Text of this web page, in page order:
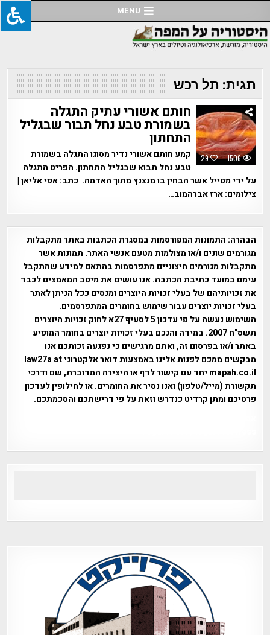
to
content
MENU
תגית: תל רכש
29 1506
חותם אשורי עתיק התגלה
בשמורת טבע נחל תבור שבגליל
התחתון
קמע חותם אשורי נדיר מסוגו התגלה בשמורת
טבע נחל תבוא שבגליל התחתון. הפריט התגלה
על ידי מטייל אשר הבחין בו מנצנץ מתוך האדמה. כתב: אפי אליאן |
צילומים: ארז אברהמוב…
הבהרה: התמונות המפורסמות במסגרת הכתבות באתר מתקבלות
מגורמים שונים ו/או מצולמות מטעם אנשי האתר. תמונות אשר
מתקבלות מגורמים חיצוניים מתפרסמות בהתאם למידע שהתקבל
עימם במועד כתיבת הכתבה. אנו עושים את מיטב המאמצים לכבד
את זכויותיהם של בעלי זכויות היוצרים ומנסים ככל הניתן לאתר
בעלי זכויות יוצרים עבור שימוש בחומרים המתפרסמים.
השימוש נעשה על פי עדכון 5 לסעיף 27א לחוק זכויות היוצרים
תשס"ח 2007. במידה והנכם בעלי זכויות יוצרים בחומר המופיע
באתר ו/או בפרסום זה, ואתם מרגישים כי נפגעה זכותכם אנו
מבקשים ממכם לפנות אלינו באמצעות דואר אלקטרוני law27a at
mapah.co.il יחד עם קישור לדף או היצירה המדוברת, שם ודרכי
תקשורת (מייל/טלפון) ואנו נסיר את החומרים. או לחילופין לעדכון
פרטיכם ומתן קרדיט כנדרש וזאת על פי דרישתכם והסכמתכם.